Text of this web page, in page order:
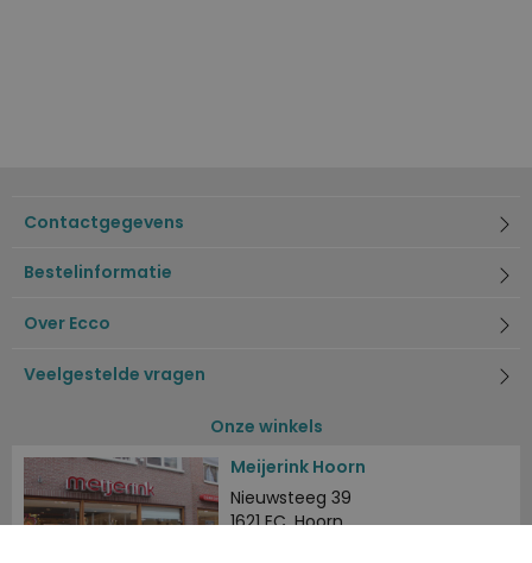
Contactgegevens
Bestelinformatie
Over Ecco
Veelgestelde vragen
Onze winkels
Meijerink Hoorn
Nieuwsteeg 39
1621 EC, Hoorn